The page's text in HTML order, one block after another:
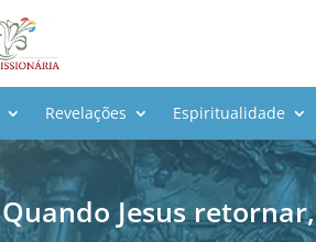
Revelações Espiritualidade
Quando Jesus